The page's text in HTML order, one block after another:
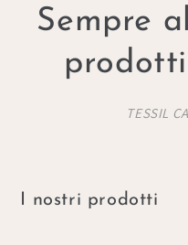
Sempre
TESSIL
I nostri prodotti